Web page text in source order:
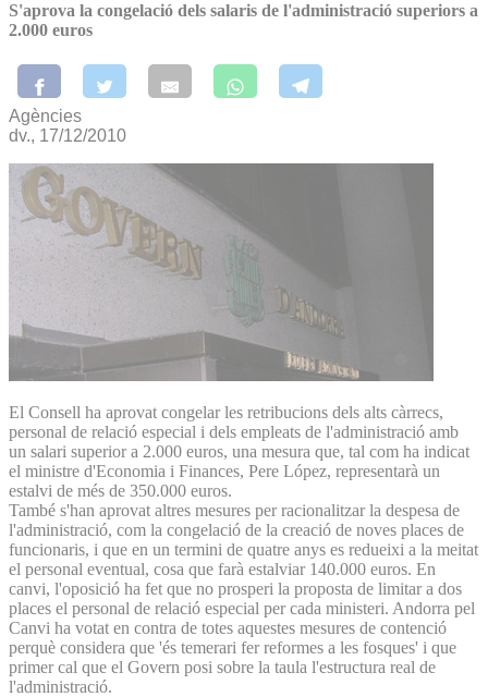
S'aprova la congelació dels salaris de l'administració superiors a
2.000 euros
Agències
dv., 17/12/2010
El Consell ha aprovat congelar les retribucions dels alts càrrecs,
personal de relació especial i dels empleats de l'administració amb
un salari superior a 2.000 euros, una mesura que, tal com ha indicat
el ministre d'Economia i Finances, Pere López, representarà un
estalvi de més de 350.000 euros.
També s'han aprovat altres mesures per racionalitzar la despesa de
l'administració, com la congelació de la creació de noves places de
funcionaris, i que en un termini de quatre anys es redueixi a la meitat
el personal eventual, cosa que farà estalviar 140.000 euros. En
canvi, l'oposició ha fet que no prosperi la proposta de limitar a dos
places el personal de relació especial per cada ministeri. Andorra pel
Canvi ha votat en contra de totes aquestes mesures de contenció
perquè considera que 'és temerari fer reformes a les fosques' i que
primer cal que el Govern posi sobre la taula l'estructura real de
l'administració.